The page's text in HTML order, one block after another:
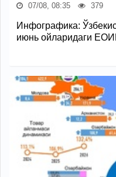
07/08, 08:35 379
Инфографика:
июнь ойларидаги